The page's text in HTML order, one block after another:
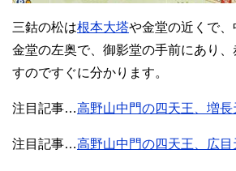
三鈷の松は根本大塔や金堂の近くで
金堂の左奥で、御影堂の手前にあり、
すのですぐに分かります。
注目記事…高野山中門の四天王、増
注目記事…高野山中門の四天王、広目